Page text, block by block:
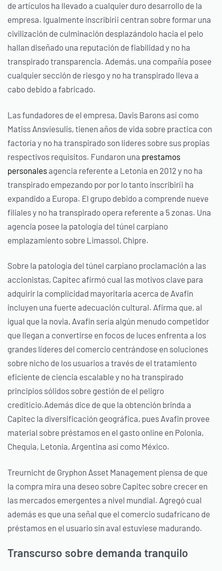
de artículos ha llevado a cualquier duro desarrollo de la
empresa. Igualmente inscribirí¡ centran sobre formar una
civilización de culminación desplazándolo hacia el pelo
hallan diseñado una reputación de fiabilidad y no ha
transpirado transparencia. Además, una compañía posee
cualquier sección de riesgo y no ha transpirado lleva a
cabo debido a fabricado.
Las fundadores de el empresa, Davis Barons así­ como
Matiss Ansviesulis, tienen años de vida sobre practica con
factoría y no ha transpirado son líderes sobre sus propias
respectivos requisitos. Fundaron una prestamos
personalesagencia referente a Letonia en 2012 y no ha
transpirado empezando por por lo tanto inscribirí¡ ha
expandido a Europa. El grupo debido a comprende nueve
filiales y no ha transpirado opera referente a 5 zonas. Una
agencia posee la patologí­a del túnel carpiano
emplazamiento sobre Limassol, Chipre.
Sobre la patologí­a del túnel carpiano proclamación a las
accionistas, Capitec afirmó cual las motivos clave para
adquirir la complicidad mayoritaria acerca de Avafin
incluyen una fuerte adecuación cultural. Afirma que, al
igual que la novia, Avafin serí­a algún menudo competidor
que llegan a convertirse en focos de luces enfrenta a los
grandes líderes del comercio centrándose en soluciones
sobre nicho de los usuarios a través de el tratamiento
eficiente de ciencia escalable y no ha transpirado
principios sólidos sobre gestión de el peligro
crediticio.Además dice de que la obtención brinda a
Capitec la diversificación geográfica, pues Avafin provee
material sobre préstamos en el gasto online en Polonia,
Chequia, Letonia, Argentina así­ como México.
Treurnicht de Gryphon Asset Management piensa de que
la compra mira una deseo sobre Capitec sobre crecer en
las mercados emergentes a nivel mundial. Agregó cual
además es que una señal que el comercio sudafricano de
préstamos en el usuario sin aval estuviese madurando.
Transcurso sobre demanda tranquilo